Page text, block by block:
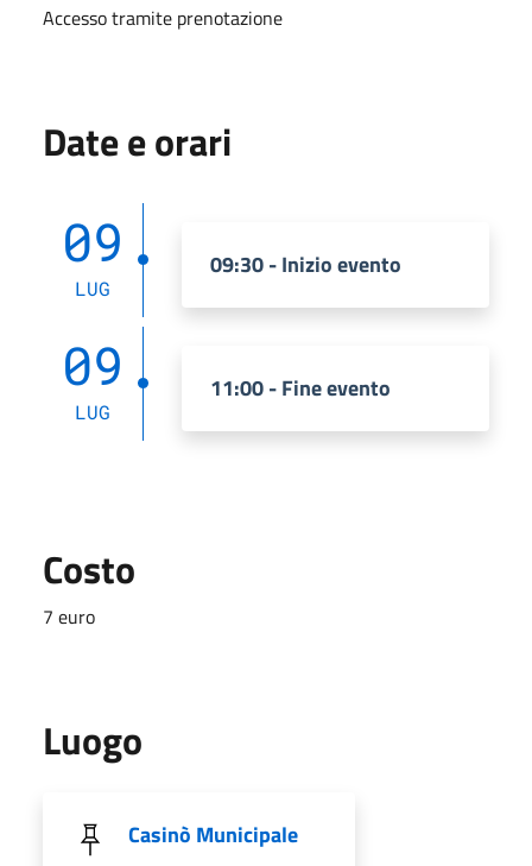
Accesso tramite prenotazione
Date e orari
09
LUG
09:30 - Inizio evento
09
LUG
11:00 - Fine evento
Costo
7 euro
Luogo
Casinò Municipale